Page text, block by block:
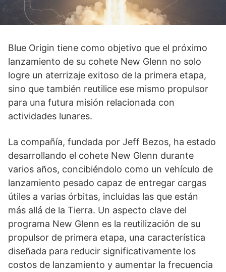
Blue Origin tiene como objetivo que el próximo
lanzamiento de su cohete New Glenn no solo
logre un aterrizaje exitoso de la primera etapa,
sino que también reutilice ese mismo propulsor
para una futura misión relacionada con
actividades lunares.
La compañía, fundada por Jeff Bezos, ha estado
desarrollando el cohete New Glenn durante
varios años, concibiéndolo como un vehículo de
lanzamiento pesado capaz de entregar cargas
útiles a varias órbitas, incluidas las que están
más allá de la Tierra. Un aspecto clave del
programa New Glenn es la reutilización de su
propulsor de primera etapa, una característica
diseñada para reducir significativamente los
costos de lanzamiento y aumentar la frecuencia